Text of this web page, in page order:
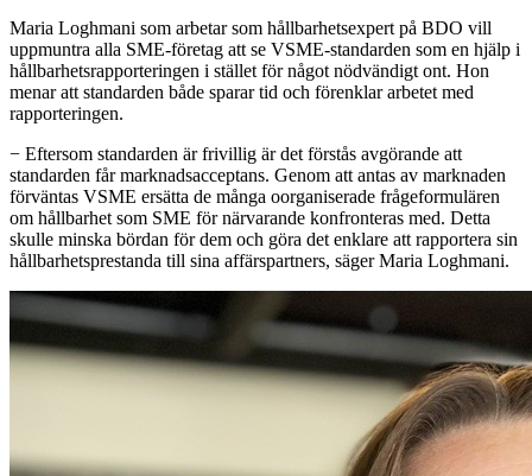
Maria Loghmani som arbetar som hållbarhetsexpert på BDO vill
uppmuntra alla SME-företag att se VSME-standarden som en hjälp i
hållbarhetsrapporteringen i stället för något nödvändigt ont. Hon
menar att standarden både sparar tid och förenklar arbetet med
rapporteringen.
− Eftersom standarden är frivillig är det förstås avgörande att
standarden får marknadsacceptans. Genom att antas av marknaden
förväntas VSME ersätta de många oorganiserade frågeformulären
om hållbarhet som SME för närvarande konfronteras med. Detta
skulle minska bördan för dem och göra det enklare att rapportera sin
hållbarhetsprestanda till sina affärspartners, säger Maria Loghmani.